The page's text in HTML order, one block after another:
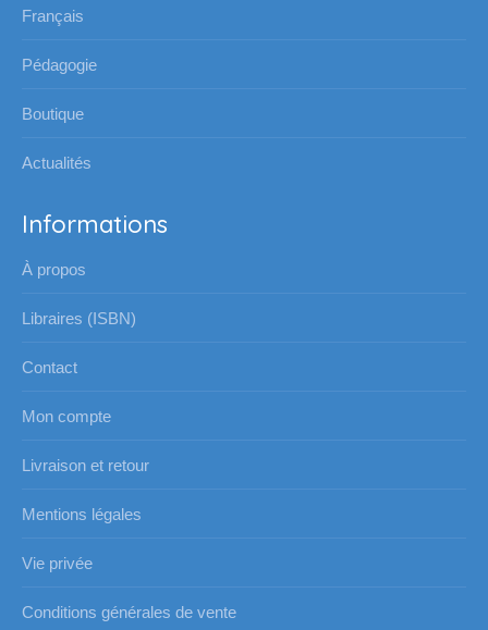
une
fenêtre
une
fenêtre
Français
Pédagogie
Boutique
Actualités
Informations
À propos
Libraires (ISBN)
Contact
Mon compte
Livraison et retour
Mentions légales
Vie privée
Conditions générales de vente